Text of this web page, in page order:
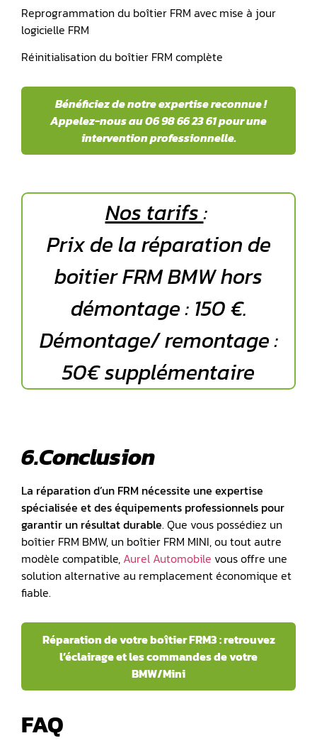
Reprogrammation du boîtier FRM avec mise à jour
logicielle FRM
Réinitialisation du boîtier FRM complète
️ Bénéficiez de notre expertise reconnue !
Appelez-nous au 06 98 66 23 61 pour une
intervention professionnelle.
Nos tarifs:
Prix de la réparation de
boitier FRM BMW hors
démontage : 150 €.
Démontage/ remontage :
50€ supplémentaire
6.Conclusion
La réparation d’un FRM nécessite une expertise
spécialisée et des équipements professionnels pour
garantir un résultat durable. Que vous possédiez un
boîtier FRM BMW, un boîtier FRM MINI, ou tout autre
modèle compatible, Aurel Automobile vous offre une
solution alternative au remplacement économique et
fiable.
Réparation de votre boîtier FRM3 : retrouvez
l’éclairage et les commandes de votre
BMW/Mini
FAQ